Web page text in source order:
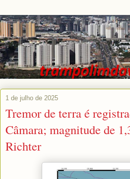
1 de julho de 2025
Tremor de terra é
Câmara; magnitude de
Richter